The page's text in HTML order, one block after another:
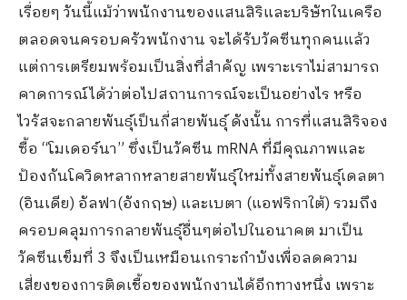
เรื่อยๆ วันนี้แม้ว่าพนักงานของแสนสิริและบริษัทในเครือ
ตลอดจนครอบครัวพนักงาน จะได้รับวัคซีนทุกคนแล้ว
แต่การเตรียมพร้อมเป็นสิ่งที่สำคัญ เพราะเราไม่สามารถ
คาดการณ์ได้ว่าต่อไปสถานการณ์จะเป็นอย่างไร หรือ
ไวรัสจะกลายพันธุ์เป็นกี่สายพันธุ์ ดังนั้น การที่แสนสิริจอง
ซื้อ “โมเดอร์นา” ซึ่งเป็นวัคซีน mRNA ที่มีคุณภาพและ
ป้องกันโควิดหลากหลายสายพันธุ์ใหม่ทั้งสายพันธุ์เดลตา
(อินเดีย) อัลฟา(อังกฤษ) และเบตา (แอฟริกาใต้) รวมถึง
ครอบคลุมการกลายพันธุ์อื่นๆต่อไปในอนาคต มาเป็น
วัคซีนเข็มที่ 3 จึงเป็นเหมือนเกราะกำบังเพื่อลดความ
เสี่ยงของการติดเชื้อของพนักงานได้อีกทางหนึ่ง เพราะ